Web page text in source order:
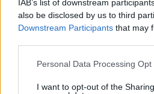
IAB’s list of downstream
also be disclosed by us to third
Downstream Participants that may
Please note that this website/app
not limited to your visit or usage
Personal Data Processing Opt
I want to opt-out of the
Γκρεγκόρζ, καλωσόρισες
ΑΕΚ!